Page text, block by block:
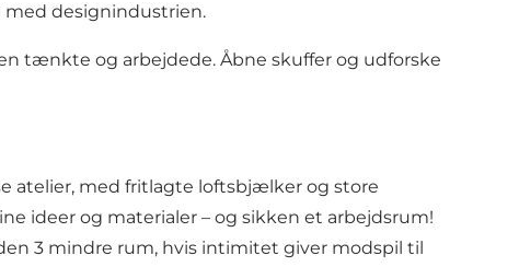
med designindustrien.
tænkte og arbejdede. Åbne skuffer og udforske
atelier, med fritlagte loftsbjælker og store
ideer og materialer – og sikken et arbejdsrum!
3 mindre rum, hvis intimitet giver modspil til